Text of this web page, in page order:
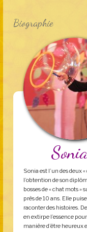
Biographie
Sonia est l’un des deux
l’obtention de son
bosses de « chat mots »
près de 10 ans. Elle
raconter des histoires.
en extirpe l’essence
manière d’être heureux